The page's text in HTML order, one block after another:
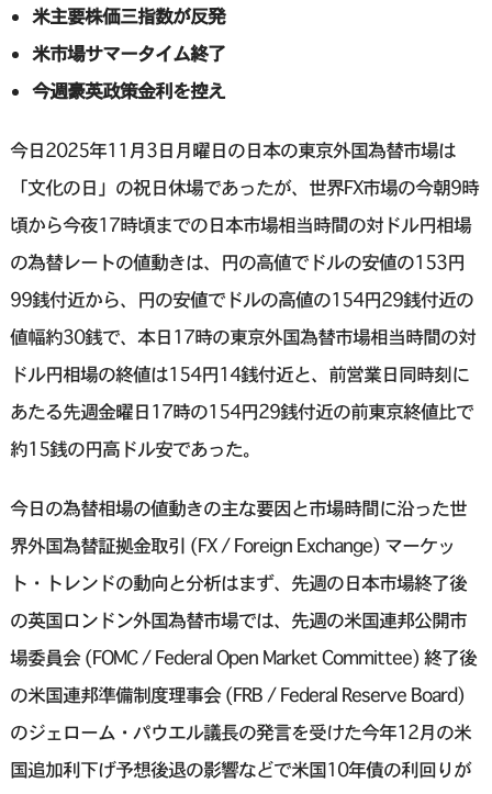
米主要株価三指数が反発
米市場サマータイム終了
今週豪英政策金利を控え
今日2025年11月3日月曜日の日本の東京外国為替市場は
「文化の日」の祝日休場であったが、世界FX市場の今朝9時
頃から今夜17時頃までの日本市場相当時間の対ドル円相場
の為替レートの値動きは、円の高値でドルの安値の153円
99銭付近から、円の安値でドルの高値の154円29銭付近の
値幅約30銭で、本日17時の東京外国為替市場相当時間の対
ドル円相場の終値は154円14銭付近と、前営業日同時刻に
あたる先週金曜日17時の154円29銭付近の前東京終値比で
約15銭の円高ドル安であった。
今日の為替相場の値動きの主な要因と市場時間に沿った世
界外国為替証拠金取引 (FX / Foreign Exchange) マーケッ
ト・トレンドの動向と分析はまず、先週の日本市場終了後
の英国ロンドン外国為替市場では、先週の米国連邦公開市
場委員会 (FOMC / Federal Open Market Committee) 終了後
の米国連邦準備制度理事会 (FRB / Federal Reserve Board)
のジェローム・パウエル議長の発言を受けた今年12月の米
国追加利下げ予想後退の影響などで米国10年債の利回りが